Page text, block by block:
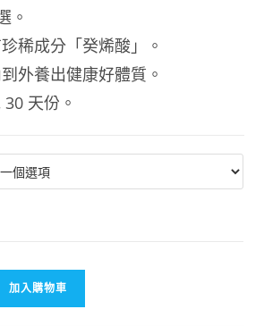
。
稀成分「癸烯酸」。
外養出健康好體質。
天份。
加入購物車